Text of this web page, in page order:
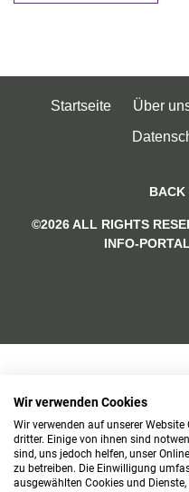
Startseite Über
BACK
©2026 ALL RIGHTS
INFO-
Wir verwenden Cookies
Wir verwenden auf unserer
dritter. Einige von ihnen sind
sind, uns jedoch helfen, unser
zu betreiben. Die Einwilligung
ausgewählten Cookies und